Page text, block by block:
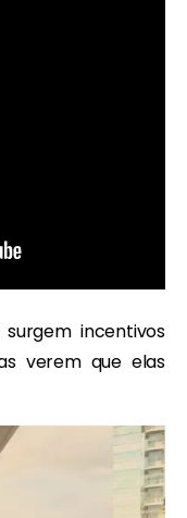
incentivos
verem que elas